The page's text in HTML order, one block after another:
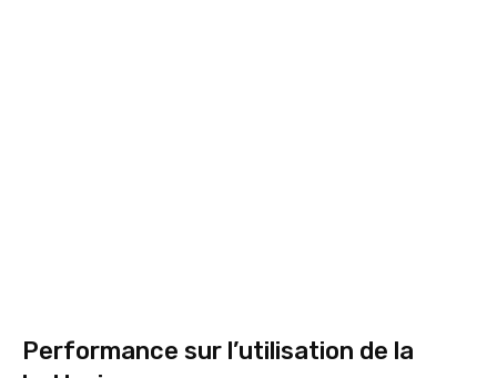
Performance sur l’utilisation de la